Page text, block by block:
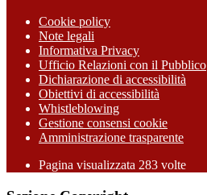
Cookie policy
Note legali
Informativa Privacy
Ufficio Relazioni con il Pubblico
Dichiarazione di accessibilità
Obiettivi di accessibilità
Whistleblowing
Gestione consensi cookie
Amministrazione trasparente
Pagina visualizzata 283 volte